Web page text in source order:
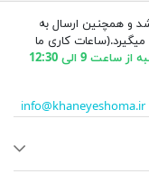
و همچنین ارسال به
کاری ما
ساعت 9 الی 12:30
info@khaneyeshoma.ir